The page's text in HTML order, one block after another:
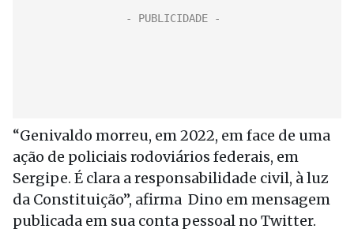
“Genivaldo morreu, em 2022, em face de uma
ação de policiais rodoviários federais, em
Sergipe. É clara a responsabilidade civil, à luz
da Constituição”, afirma Dino em mensagem
publicada em sua conta pessoal no Twitter.